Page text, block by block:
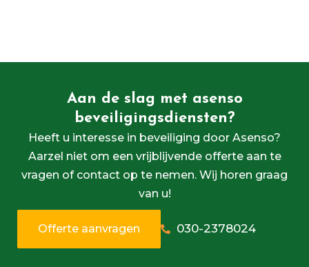
Aan de slag met asenso
beveiligingsdiensten?
Heeft u interesse in beveiliging door Asenso?
Aarzel niet om een vrijblijvende offerte aan te
vragen of contact op te nemen. Wij horen graag
van u!
Offerte aanvragen 030-2378024